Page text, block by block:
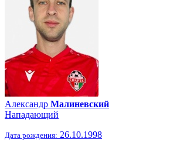
Александр Малиневский
Нападающий
Дата рождения: 26.10.1998